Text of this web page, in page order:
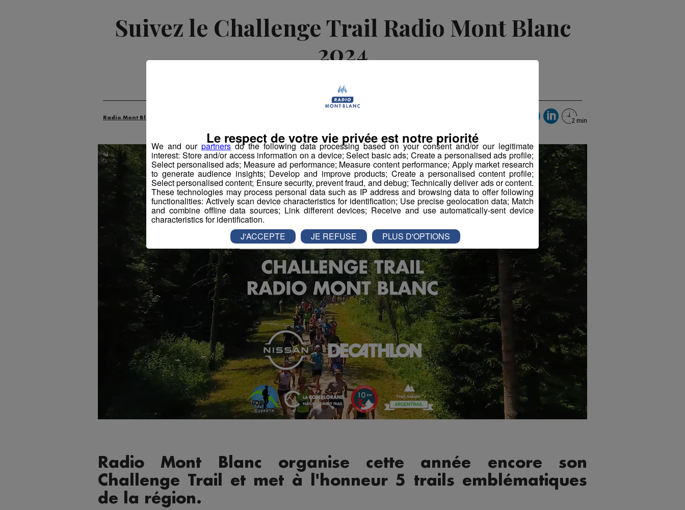
Suivez le Challenge Trail Radio Mont Blanc
2024
Mis à jour le 12 mars 2026 à 13h51
Radio Mont Blanc
Radio Mont Blanc organise cette année encore son
Challenge Trail et met à l'honneur 5 trails emblématiques
de la région.
We and our partnersdo the following data processing based on your consent and/or our legitimate
interest: Store and/or access information on a device; Select basic ads; Create a personalised ads profile;
Select personalised ads; Measure ad performance; Measure content performance; Apply market research
to generate audience insights; Develop and improve products; Create a personalised content profile;
Select personalised content; Ensure security, prevent fraud, and debug; Technically deliver ads or content.
These technologies may process personal data such as IP address and browsing data to offer following
functionalities: Actively scan device characteristics for identification; Use precise geolocation data; Match
and combine offline data sources; Link different devices; Receive and use automatically-sent device
characteristics for identification.
Le respect de votre vie privée est notre priorité
J'ACCEPTE JE REFUSE PLUS D'OPTIONS